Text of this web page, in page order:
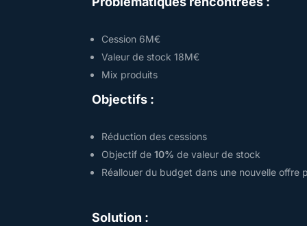
Cession 6M€
Valeur de stock 18M€
Mix produits
Objectifs :
Réduction des cessions
Objectif de10% de valeur de stock
Réallouer du budget dans une nouvelle offre
Solution :